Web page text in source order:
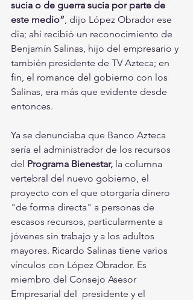
sucia o de guerra sucia por parte de
este medio”, dijo López Obrador ese
día; ahí recibió un reconocimiento de
Benjamín Salinas, hijo del empresario y
también presidente de TV Azteca; en
fin, el romance del gobierno con los
Salinas, era más que evidente desde
entonces.
Ya se denunciaba que Banco Azteca
sería el administrador de los recursos
del Programa Bienestar, la columna
vertebral del nuevo gobierno, el
proyecto con el que otorgaría dinero
"de forma directa" a personas de
escasos recursos, particularmente a
jóvenes sin trabajo y a los adultos
mayores. Ricardo Salinas tiene varios
vínculos con López Obrador. Es
miembro del Consejo Asesor
Empresarial del  presidente y el